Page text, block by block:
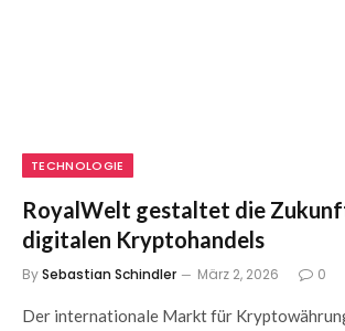
TECHNOLOGIE
RoyalWelt gestaltet die
digitalen Kryptohandels
BySebastian Schindler März 2, 2026 0
Der internationale Markt für